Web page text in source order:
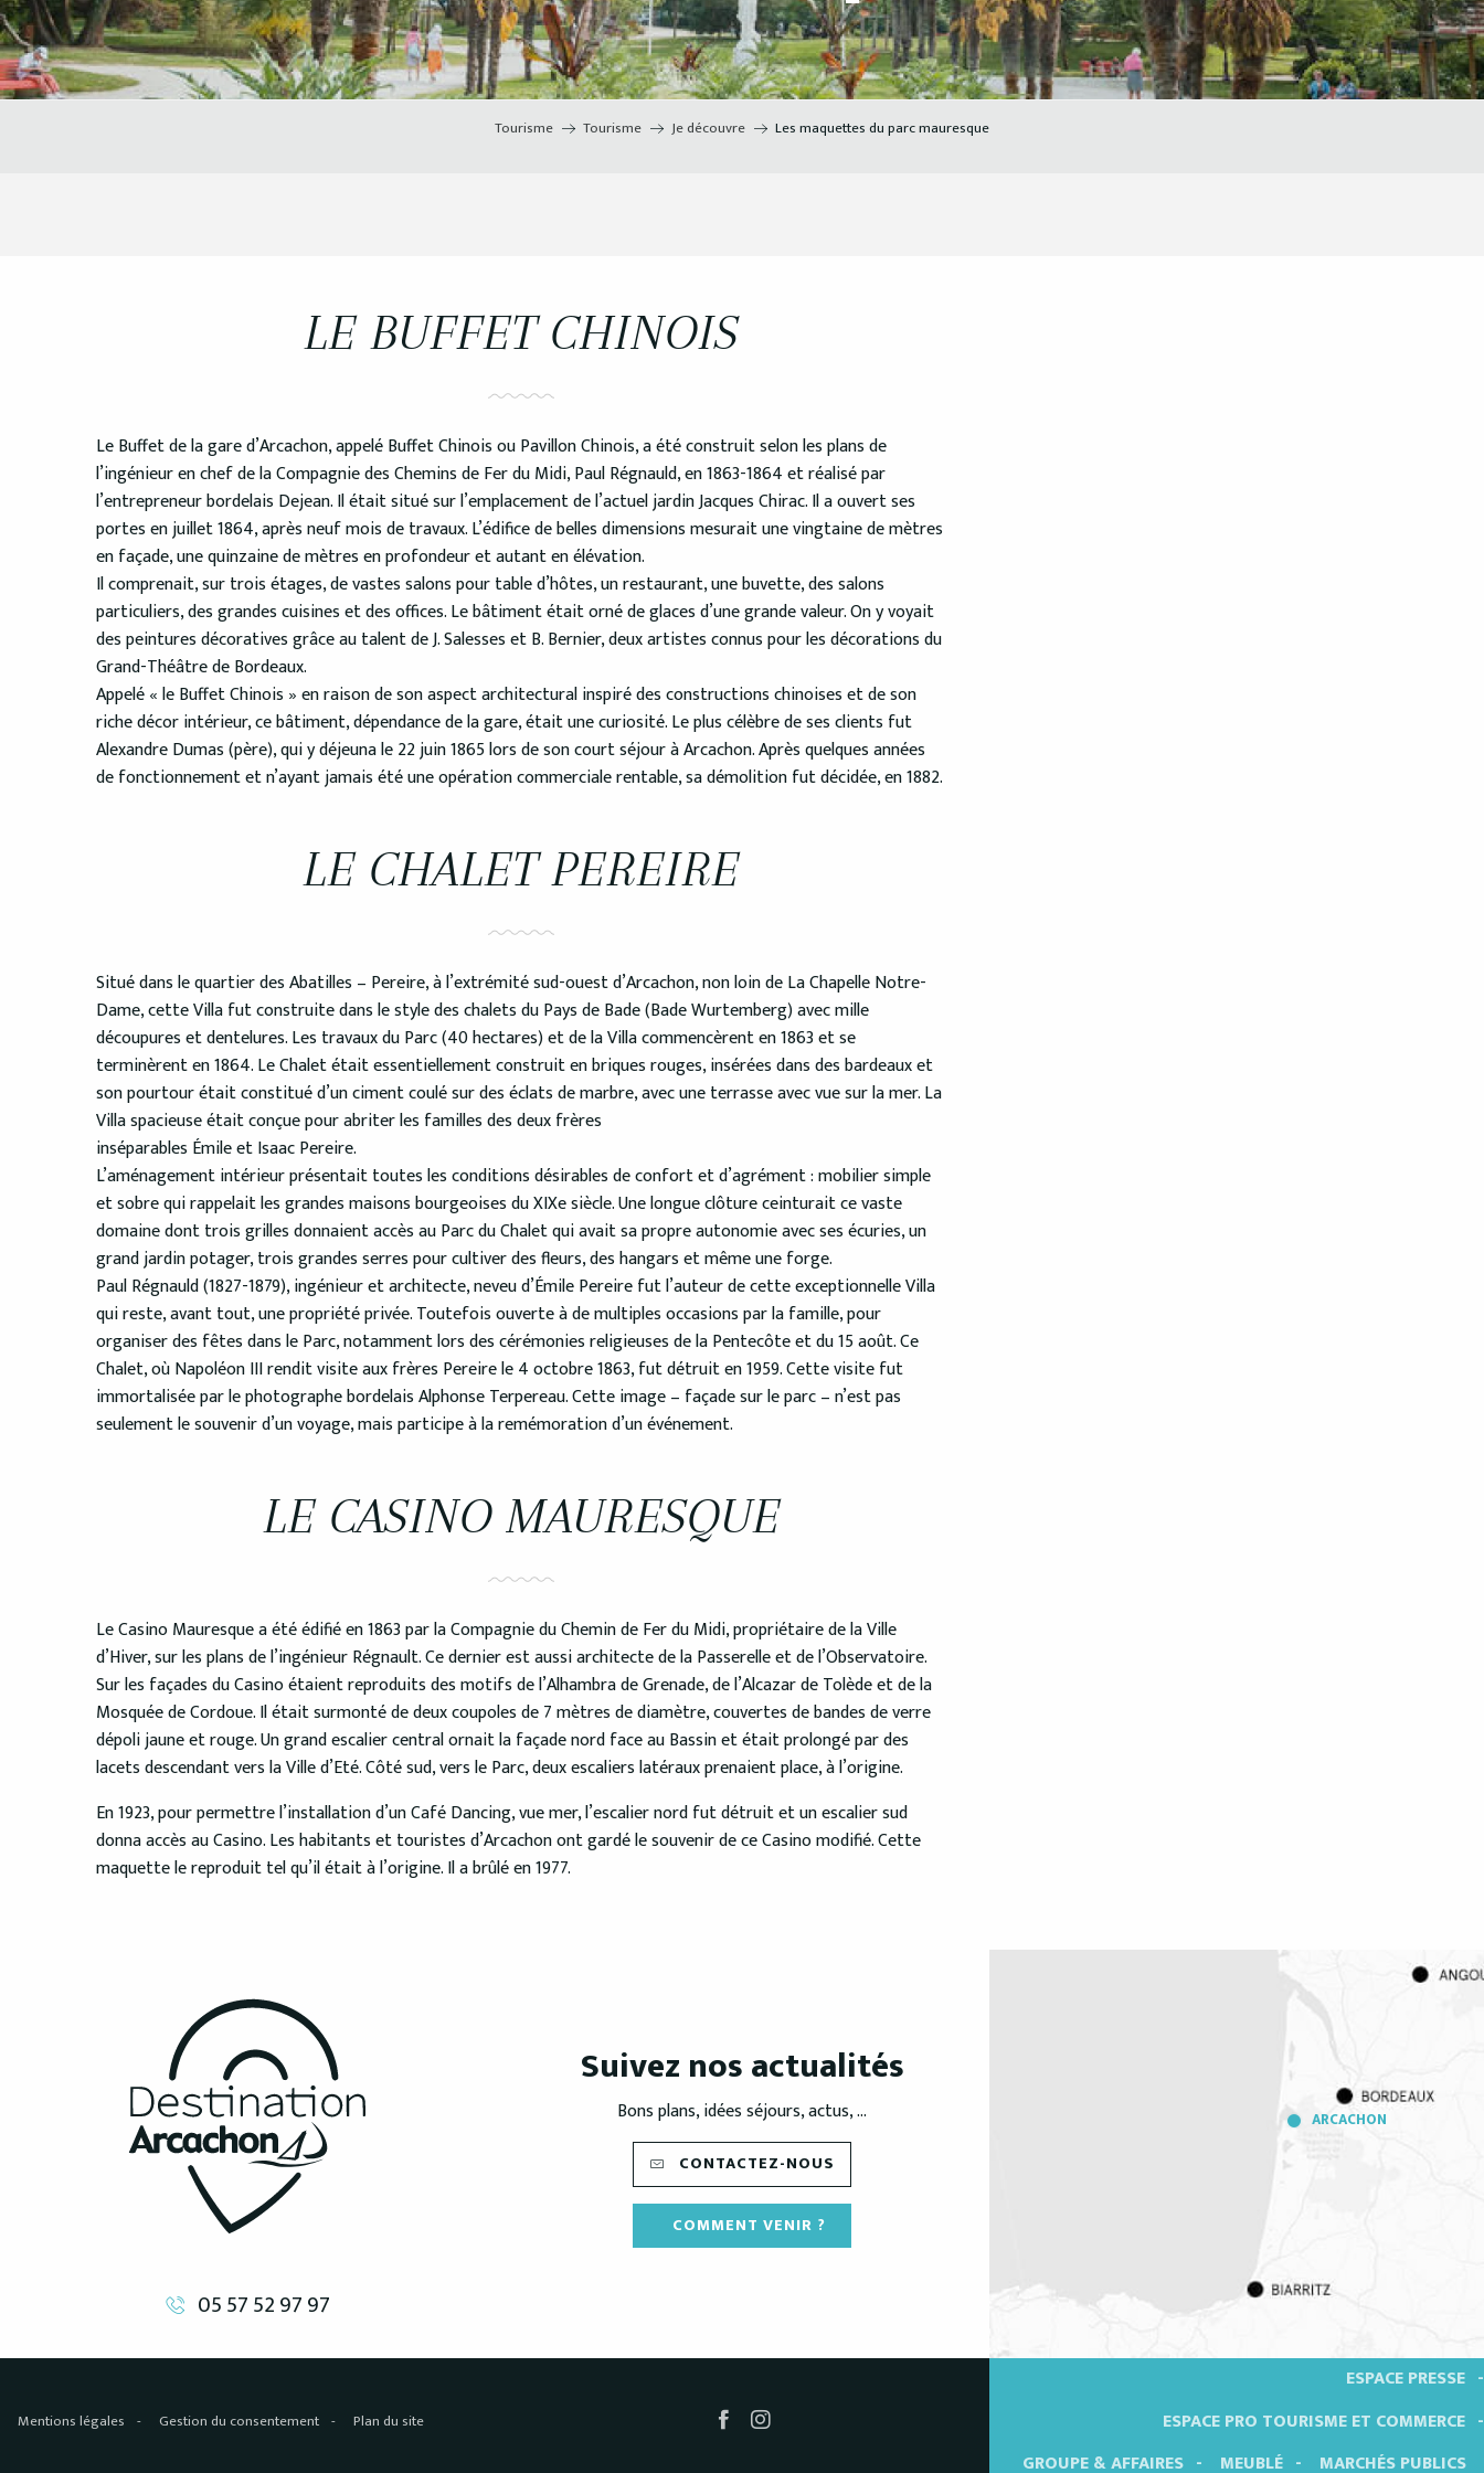
Tourisme Tourisme Je découvre Les maquettes du parc mauresque
LE BUFFET CHINOIS
Le Buffet de la gare d’Arcachon, appelé Buffet Chinois ou Pavillon Chinois, a été construit selon les plans de
l’ingénieur en chef de la Compagnie des Chemins de Fer du Midi, Paul Régnauld, en 1863-1864 et réalisé par
l’entrepreneur bordelais Dejean. Il était situé sur l’emplacement de l’actuel jardin Jacques Chirac. Il a ouvert ses
portes en juillet 1864, après neuf mois de travaux. L’édifice de belles dimensions mesurait une vingtaine de mètres
en façade, une quinzaine de mètres en profondeur et autant en élévation.
Il comprenait, sur trois étages, de vastes salons pour table d’hôtes, un restaurant, une buvette, des salons
particuliers, des grandes cuisines et des offices. Le bâtiment était orné de glaces d’une grande valeur. On y voyait
des peintures décoratives grâce au talent de J. Salesses et B. Bernier, deux artistes connus pour les décorations du
Grand-Théâtre de Bordeaux.
Appelé « le Buffet Chinois » en raison de son aspect architectural inspiré des constructions chinoises et de son
riche décor intérieur, ce bâtiment, dépendance de la gare, était une curiosité. Le plus célèbre de ses clients fut
Alexandre Dumas (père), qui y déjeuna le 22 juin 1865 lors de son court séjour à Arcachon. Après quelques années
de fonctionnement et n’ayant jamais été une opération commerciale rentable, sa démolition fut décidée, en 1882.
LE CHALET PEREIRE
Situé dans le quartier des Abatilles – Pereire, à l’extrémité sud-ouest d’Arcachon, non loin de La Chapelle Notre-
Dame, cette Villa fut construite dans le style des chalets du Pays de Bade (Bade Wurtemberg) avec mille
découpures et dentelures. Les travaux du Parc (40 hectares) et de la Villa commencèrent en 1863 et se
terminèrent en 1864. Le Chalet était essentiellement construit en briques rouges, insérées dans des bardeaux et
son pourtour était constitué d’un ciment coulé sur des éclats de marbre, avec une terrasse avec vue sur la mer. La
Villa spacieuse était conçue pour abriter les familles des deux frères
inséparables Émile et Isaac Pereire.
L’aménagement intérieur présentait toutes les conditions désirables de confort et d’agrément : mobilier simple
et sobre qui rappelait les grandes maisons bourgeoises du XIXe siècle. Une longue clôture ceinturait ce vaste
domaine dont trois grilles donnaient accès au Parc du Chalet qui avait sa propre autonomie avec ses écuries, un
grand jardin potager, trois grandes serres pour cultiver des fleurs, des hangars et même une forge.
Paul Régnauld (1827-1879), ingénieur et architecte, neveu d’Émile Pereire fut l’auteur de cette exceptionnelle Villa
qui reste, avant tout, une propriété privée. Toutefois ouverte à de multiples occasions par la famille, pour
organiser des fêtes dans le Parc, notamment lors des cérémonies religieuses de la Pentecôte et du 15 août. Ce
Chalet, où Napoléon III rendit visite aux frères Pereire le 4 octobre 1863, fut détruit en 1959. Cette visite fut
immortalisée par le photographe bordelais Alphonse Terpereau. Cette image – façade sur le parc – n’est pas
seulement le souvenir d’un voyage, mais participe à la remémoration d’un événement.
LE CASINO MAURESQUE
Le Casino Mauresque a été édifié en 1863 par la Compagnie du Chemin de Fer du Midi, propriétaire de la Ville
d’Hiver, sur les plans de l’ingénieur Régnault. Ce dernier est aussi architecte de la Passerelle et de l’Observatoire.
Sur les façades du Casino étaient reproduits des motifs de l’Alhambra de Grenade, de l’Alcazar de Tolède et de la
Mosquée de Cordoue. Il était surmonté de deux coupoles de 7 mètres de diamètre, couvertes de bandes de verre
dépoli jaune et rouge. Un grand escalier central ornait la façade nord face au Bassin et était prolongé par des
lacets descendant vers la Ville d’Eté. Côté sud, vers le Parc, deux escaliers latéraux prenaient place, à l’origine.
En 1923, pour permettre l’installation d’un Café Dancing, vue mer, l’escalier nord fut détruit et un escalier sud
donna accès au Casino. Les habitants et touristes d’Arcachon ont gardé le souvenir de ce Casino modifié. Cette
maquette le reproduit tel qu’il était à l’origine. Il a brûlé en 1977.
05 57 52 97 97
Suivez nos actualités
Bons plans, idées séjours, actus, ...
CONTACTEZ-NOUS
COMMENT VENIR ?
ARCACHON
Mentions légales Gestion du consentement Plan du site
ESPACE PRESSE
ESPACE PRO TOURISME ET COMMERCE
GROUPE & AFFAIRES
MEUBLÉ MARCHÉS PUBLICS